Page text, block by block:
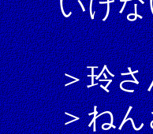
＞玲さ
＞ね